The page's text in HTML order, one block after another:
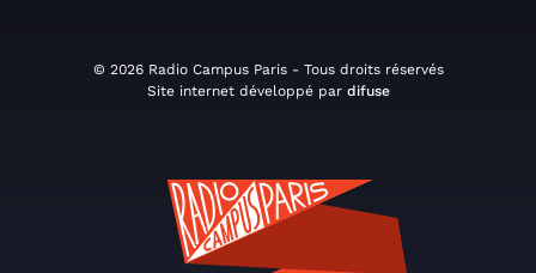
© 2026 Radio Campus Paris - Tous droits réservés
Site internet développé par difuse